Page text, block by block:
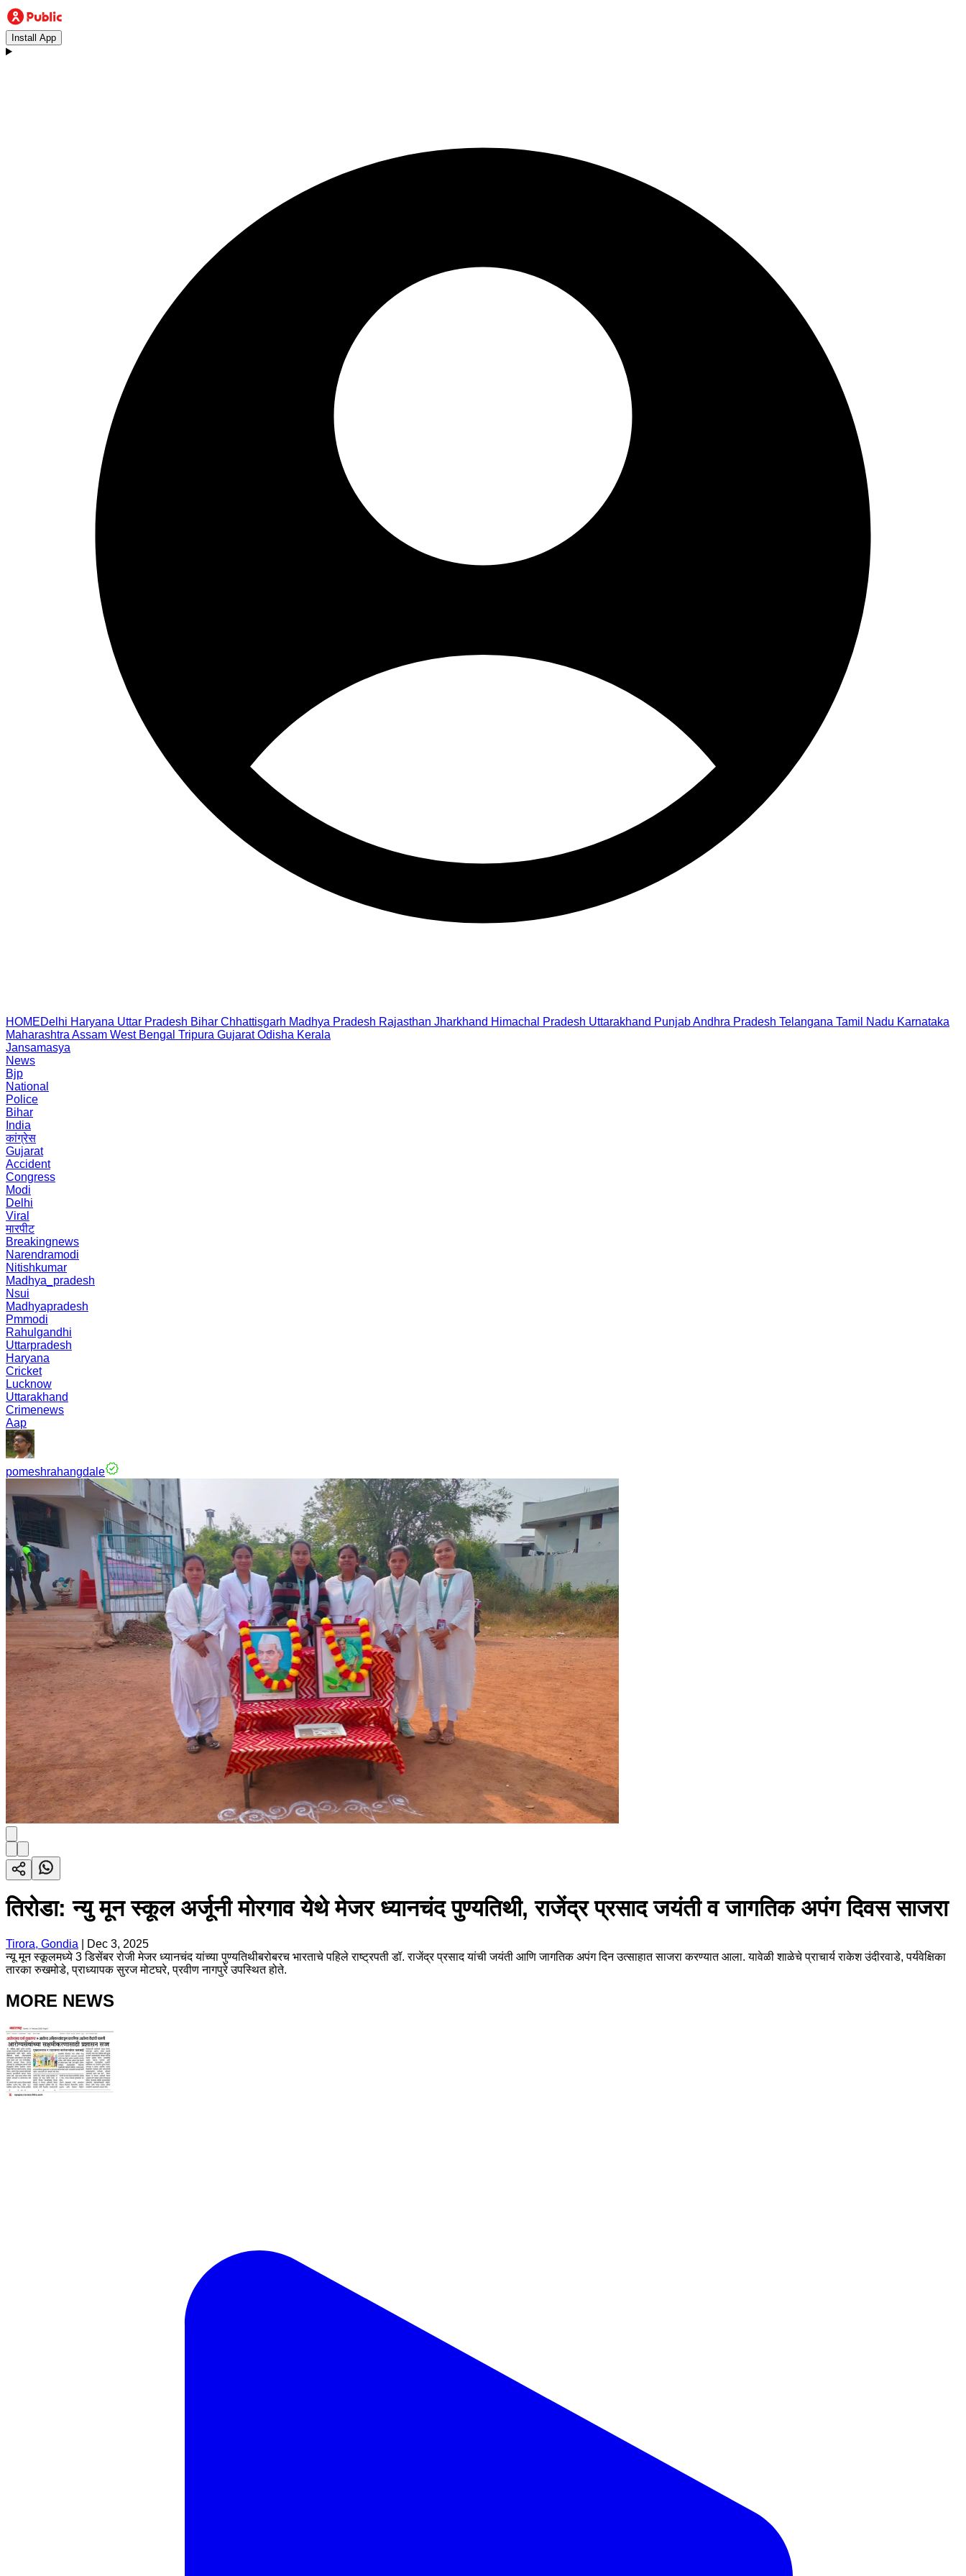
Install App
HOMEDelhi Haryana Uttar Pradesh Bihar Chhattisgarh Madhya Pradesh Rajasthan Jharkhand Himachal Pradesh Uttarakhand PunjabAndhra Pradesh Telangana Tamil Nadu Karnataka
Maharashtra Assam West Bengal Tripura Gujarat Odisha Kerala
Jansamasya
News
Bjp
National
Police
Bihar
India
कांग्रेस
Gujarat
Accident
Congress
Modi
Delhi
Viral
मारपीट
Breakingnews
Narendramodi
Nitishkumar
Madhya_pradesh
Nsui
Madhyapradesh
Pmmodi
Rahulgandhi
Uttarpradesh
Haryana
Cricket
Lucknow
Uttarakhand
Crimenews
Aap
pomeshrahangdale
तिरोडा: न्यु मून स्कूल अर्जूनी मोरगाव येथे मेजर ध्यानचंद पुण्यतिथी, राजेंद्र प्रसाद जयंती व जागतिक अपंग दिवस साजरा
Tirora, Gondia
Dec 3, 2025
न्यू मून स्कूलमध्ये 3 डिसेंबर रोजी मेजर ध्यानचंद यांच्या पुण्यतिथीबरोबरच भारताचे पहिले राष्ट्रपती डॉ. राजेंद्र प्रसाद यांची जयंती आणि जागतिक अपंग दिन उत्साहात साजरा करण्यात आला. यावेळी शाळेचे प्राचार्य राकेश उंदीरवाडे, पर्यवेक्षिका
तारका रुखमोडे, प्राध्यापक सुरज मोटघरे, प्रवीण नागपुरे उपस्थित होते.
MORE NEWS